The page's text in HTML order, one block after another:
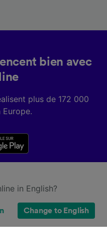
bien avec
plus de 172 000
in English?
Change to English